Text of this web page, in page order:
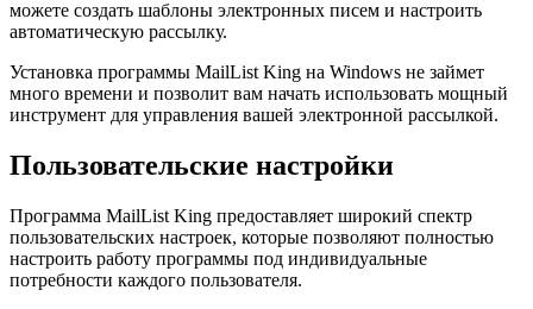
можете создать шаблоны электронных писем и настроить
автоматическую рассылку.
Установка программы MailList King на Windows не займет
много времени и позволит вам начать использовать мощный
инструмент для управления вашей электронной рассылкой.
Пользовательские настройки
Программа MailList King предоставляет широкий спектр
пользовательских настроек, которые позволяют полностью
настроить работу программы под индивидуальные
потребности каждого пользователя.